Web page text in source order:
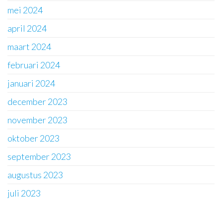
mei 2024
april 2024
maart 2024
februari 2024
januari 2024
december 2023
november 2023
oktober 2023
september 2023
augustus 2023
juli 2023